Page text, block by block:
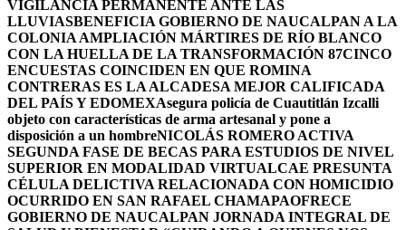
VIGILANCIA PERMANENTE ANTE LAS
LLUVIASBENEFICIA GOBIERNO DE NAUCALPAN A LA
COLONIA AMPLIACIÓN MÁRTIRES DE RÍO BLANCO
CON LA HUELLA DE LA TRANSFORMACIÓN 87CINCO
ENCUESTAS COINCIDEN EN QUE ROMINA
CONTRERAS ES LA ALCADESA MEJOR CALIFICADA
DEL PAÍS Y EDOMEXAsegura policía de Cuautitlán Izcalli
objeto con características de arma artesanal y pone a
disposición a un hombreNICOLÁS ROMERO ACTIVA
SEGUNDA FASE DE BECAS PARA ESTUDIOS DE NIVEL
SUPERIOR EN MODALIDAD VIRTUALCAE PRESUNTA
CÉLULA DELICTIVA RELACIONADA CON HOMICIDIO
OCURRIDO EN SAN RAFAEL CHAMAPAOFRECE
GOBIERNO DE NAUCALPAN JORNADA INTEGRAL DE